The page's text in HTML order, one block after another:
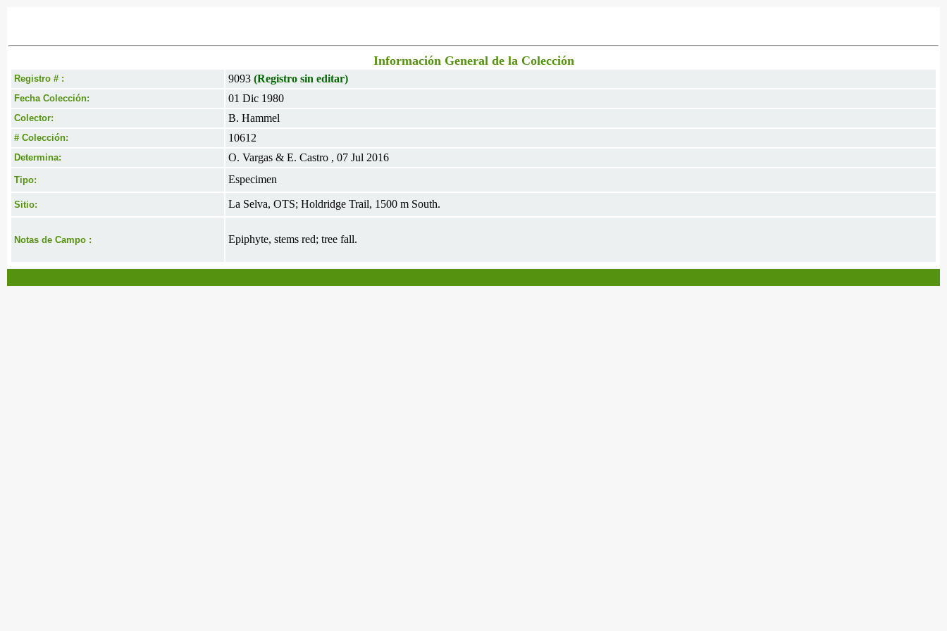
Información General de la Colección
Registro # : 9093 (Registro sin editar)
Fecha Colección: 01 Dic 1980
Colector: B. Hammel
# Colección: 10612
Determina: O. Vargas & E. Castro , 07 Jul 2016
Tipo: Especimen
Sitio: La Selva, OTS; Holdridge Trail, 1500 m South.
Notas de Campo : Epiphyte, stems red; tree fall.